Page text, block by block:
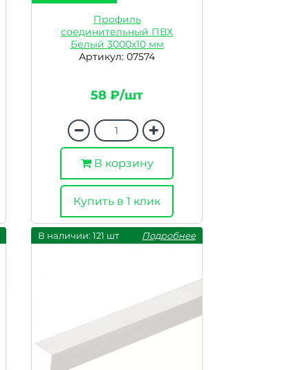
Профиль
соединительный ПВХ
Белый 3000х10 мм
Артикул: 07574
58 ₽/шт
В корзину
Купить в 1 клик
В наличии: 121 шт Подробнее